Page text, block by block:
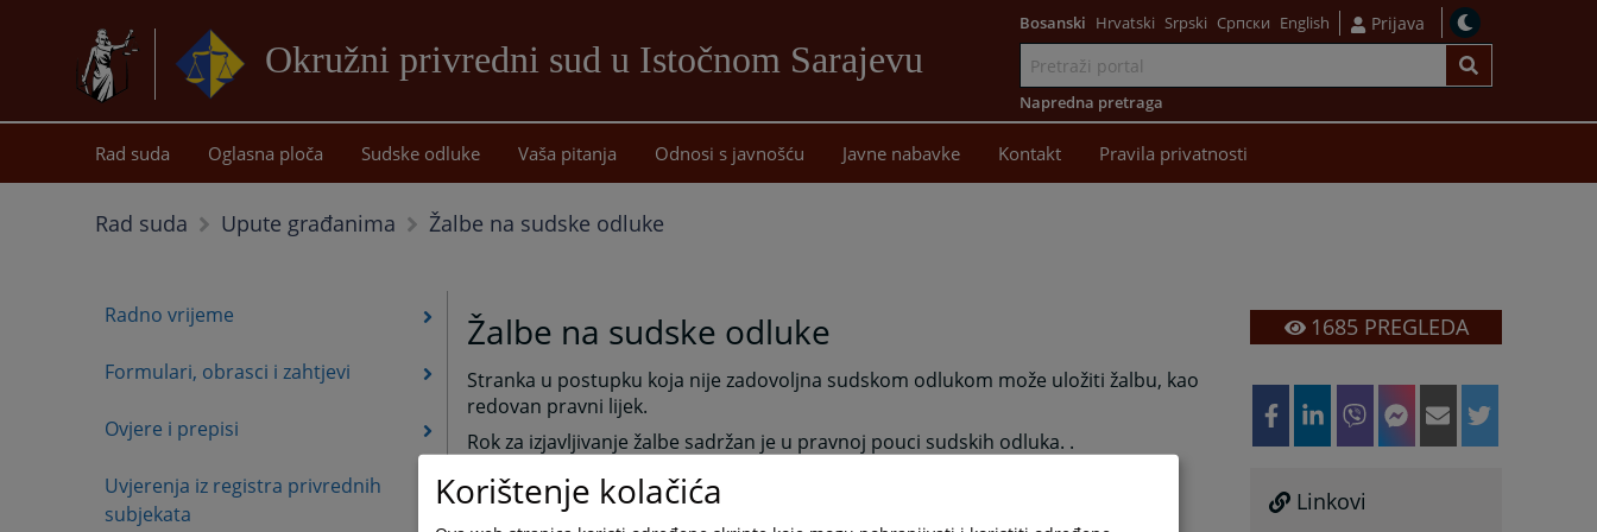
Okružni privredni sud u Istočnom Sarajevu
sadržaj
Bosanski Hrvatski Srpski Српски English Prijava
Napredna pretraga
Rad suda Oglasna ploča Sudske odluke Vaša pitanja Odnosi s javnošću Javne nabavke Kontakt Pravila privatnosti
Rad suda Upute građanima Žalbe na sudske odluke
Radno vrijeme
Formulari, obrasci i zahtjevi
Ovjere i prepisi
Uvjerenja iz registra privrednih
subjekata
Žalbe na sudske odluke
Stranka u postupku koja nije zadovoljna sudskom odlukom može uložiti žalbu, kao
redovan pravni lijek.
Rok za izjavljivanje žalbe sadržan je u pravnoj pouci sudskih odluka. .
Prijem žalbi na odluke Okružnog privrednog suda Istočno Sarajevo, vrši se svaki
radni dan od 9:00-15:00 časova na šalteru prijemne kancelarije ovog suda..
1685PREGLEDA
Linkovi
Korištenje kolačića